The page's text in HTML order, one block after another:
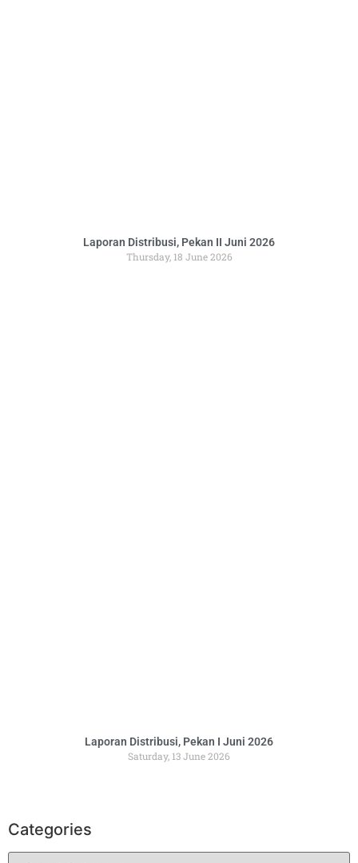
Laporan Distribusi, Pekan II Juni 2026
Thursday, 18 June 2026
Laporan Distribusi, Pekan I Juni 2026
Saturday, 13 June 2026
Categories